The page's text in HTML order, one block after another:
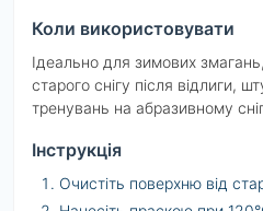
Коли використовувати
Ідеально для зимових
старого снігу після відлиги,
тренувань на абразивному
Інструкція
Очистіть поверхню від